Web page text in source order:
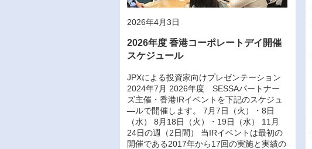
2026年4月3日
2026年度 香港コーポレートデイ開催
スケジュール
JPXによる投資家向けプレゼンテーション
2024年7月 2026年度 SESSAパートナー
ズ主催・香港IRイベントを下記のスケジュ
―ルで開催します。 7月7日（火）・8日
（水） 8月18日（火）・19日（水） 11月
24日の週（2日間） 当IRイベントは最初の
開催である2017年から17回の実施と実績の